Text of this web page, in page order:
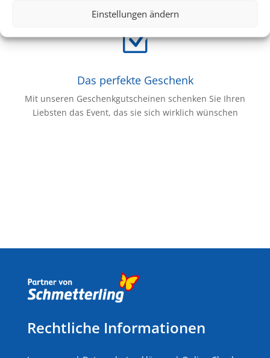
Einstellungen ändern
Z
Das perfekte Geschenk
Mit unseren Geschenkgutscheinen schenken Sie Ihren
Liebsten das Event, das sie sich wirklich wünschen
Rechtliche Informationen